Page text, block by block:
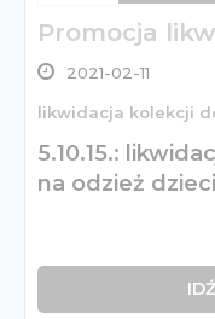
Promocja
2021-02-11
likwidacja kolekcji
5.10.15.:
na odzież